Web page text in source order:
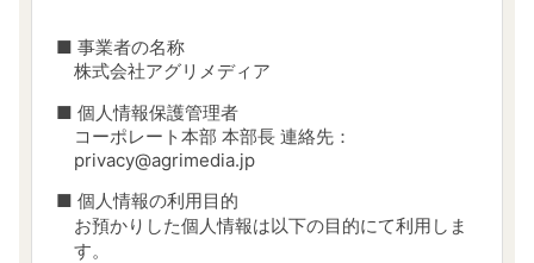
■ 事業者の名称
株式会社アグリメディア
■ 個人情報保護管理者
コーポレート本部 本部長 連絡先：
privacy@agrimedia.jp
■ 個人情報の利用目的
お預かりした個人情報は以下の目的にて利用しま
す。